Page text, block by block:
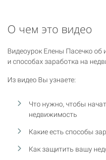
О чем это видео
Видеоурок Елены Пасечко об
и способах заработка на
Из видео Вы узнаете:
Что нужно, чтобы
недвижимость
Какие есть способы
Как защитить вашу